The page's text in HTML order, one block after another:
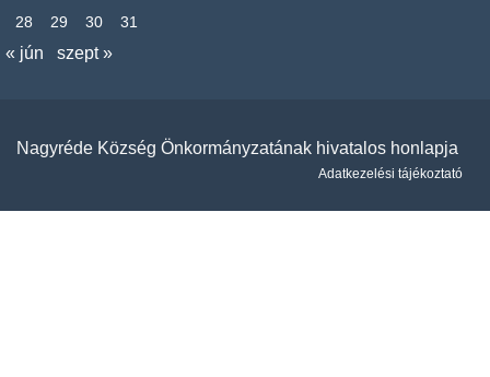
28
29 30 31
« jún szept »
Nagyréde Község Önkormányzatának hivatalos honlapja
Adatkezelési tájékoztató